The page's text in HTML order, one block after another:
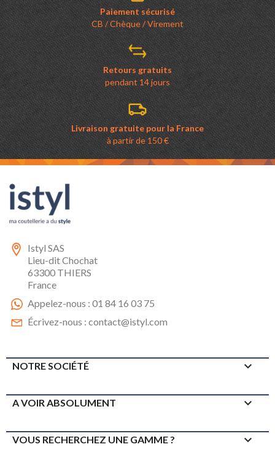
Paiement sécurisé
CB / Chèque / Virement
Retours gratuits
pendant 14 jours
Livraison gratuite pour la France
à partir de 150 €
Istyl SAS
Lieu-dit Chochat
63300 THIERS
France
Appelez-nous : 01 84 16 03 75
Écrivez-nous : contact@istyl.com
NOTRE SOCIÉTÉ 
A VOIR ABSOLUMENT 
VOUS RECHERCHEZ UNE GAMME ? 